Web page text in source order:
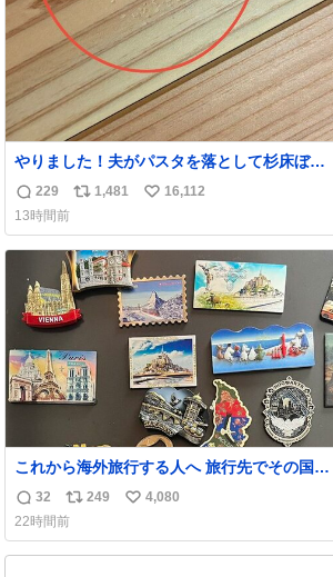
やりました！夫がパスタを落として杉床ぼこ
ぼこしました！よかったーーー！ファースト
ぼこぼこ自分じゃなくて！これで第二波いつ
でもいけます！！！✌️いやーほっとした！ 杉
床を採用しようとしている方々へ忠告です。
杉床は乾燥パスタに負けます。豆腐くらいや
わやわです。
返
信
数
229
リ
ス
ト
数
1,481
い
ね
数
16,112
13時間前
これから海外旅行する人へ 旅行先でその国や
都市を象徴する マグネットを買って欲しい。
僕は交換留学してた1年間で20カ国回ったけ
ど、旅行先で必ずマグネットを買い、今は家
の冷蔵庫に貼ってる。 交換留学が終わって1
返
信
数
32
リ
ポ
ス
249
い
ね
4,080
22時間前